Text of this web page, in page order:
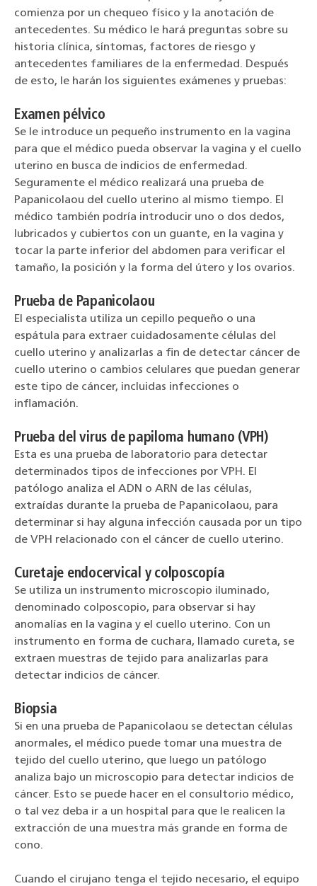
comienza por un chequeo físico y la anotación de
antecedentes. Su médico le hará preguntas sobre su
historia clínica, síntomas, factores de riesgo y
antecedentes familiares de la enfermedad. Después
de esto, le harán los siguientes exámenes y pruebas:
Examen pélvico
Se le introduce un pequeño instrumento en la vagina
para que el médico pueda observar la vagina y el cuello
uterino en busca de indicios de enfermedad.
Seguramente el médico realizará una prueba de
Papanicolaou del cuello uterino al mismo tiempo. El
médico también podría introducir uno o dos dedos,
lubricados y cubiertos con un guante, en la vagina y
tocar la parte inferior del abdomen para verificar el
tamaño, la posición y la forma del útero y los ovarios.
Prueba de Papanicolaou
El especialista utiliza un cepillo pequeño o una
espátula para extraer cuidadosamente células del
cuello uterino y analizarlas a fin de detectar cáncer de
cuello uterino o cambios celulares que puedan generar
este tipo de cáncer, incluidas infecciones o
inflamación.
Prueba del virus de papiloma humano (VPH)
Esta es una prueba de laboratorio para detectar
determinados tipos de infecciones por VPH. El
patólogo analiza el ADN o ARN de las células,
extraídas durante la prueba de Papanicolaou, para
determinar si hay alguna infección causada por un tipo
de VPH relacionado con el cáncer de cuello uterino.
Curetaje endocervical y colposcopía
Se utiliza un instrumento microscopio iluminado,
denominado colposcopio, para observar si hay
anomalías en la vagina y el cuello uterino. Con un
instrumento en forma de cuchara, llamado cureta, se
extraen muestras de tejido para analizarlas para
detectar indicios de cáncer.
Biopsia
Si en una prueba de Papanicolaou se detectan células
anormales, el médico puede tomar una muestra de
tejido del cuello uterino, que luego un patólogo
analiza bajo un microscopio para detectar indicios de
cáncer. Esto se puede hacer en el consultorio médico,
o tal vez deba ir a un hospital para que le realicen la
extracción de una muestra más grande en forma de
cono.
Cuando el cirujano tenga el tejido necesario, el equipo